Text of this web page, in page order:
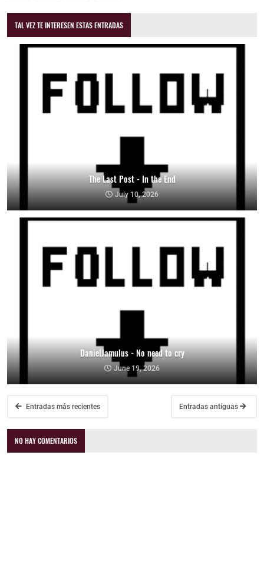
TAL VEZ TE INTERESEN ESTAS ENTRADAS
The Last Post - In the End
July 10, 2026
DanielJamulus - No need to cry
June 19, 2026
Entradas más recientes Entradas antiguas
NO HAY COMENTARIOS